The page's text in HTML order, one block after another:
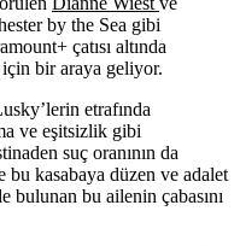
by the Sea gibi
çatısı altında
bir araya geliyor.
etrafında
ve eşitsizlik gibi
suç oranının da
kasabaya düzen ve adalet
bulunan bu ailenin çabasını